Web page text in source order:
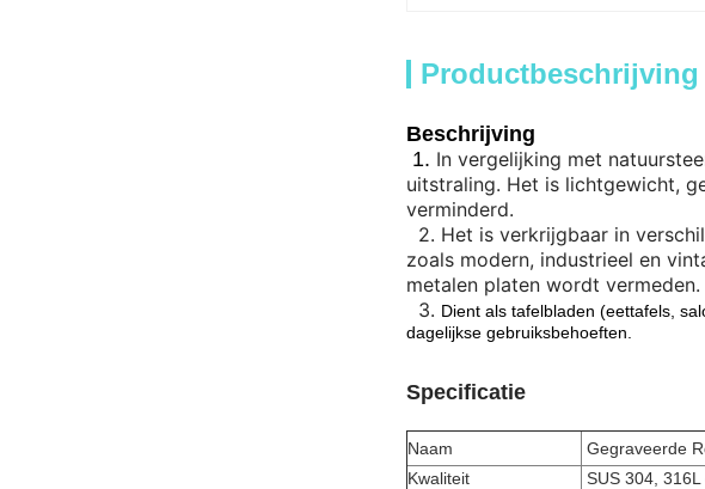
Productbeschrijving
Beschrijving
1. In vergelijking met
uitstraling. Het is lichtgewicht,
verminderd.
2. Het is verkrijgbaar in
zoals modern, industrieel en
metalen platen wordt vermeden.
3. Dient als tafelbladen (eettafels,
dagelijkse gebruiksbehoeften.
Specificatie
Naam
Gegraveerde
Kwaliteit
SUS 304, 316L